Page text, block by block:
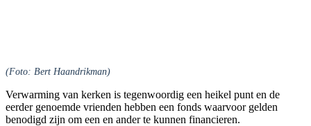
(Foto: Bert Haandrikman)
Verwarming van kerken is tegenwoordig een heikel punt en de
eerder genoemde vrienden hebben een fonds waarvoor gelden
benodigd zijn om een en ander te kunnen financieren.